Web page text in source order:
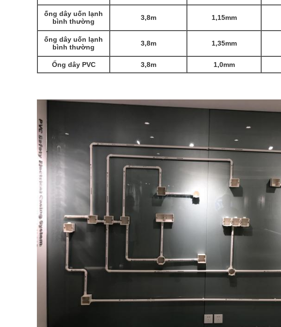
ống dây uốn lạnh
bình thường
3,8m 1,15mm
ống dây uốn lạnh
bình thường
3,8m 1,35mm
Ống dây PVC 3,8m 1,0mm